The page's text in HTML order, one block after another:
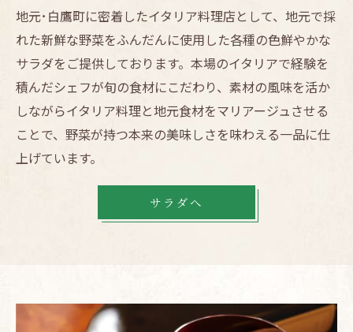
地元･白鷹町に密着したイタリア料理店として、地元で採
れた新鮮な野菜をふんだんに使用した各種の色鮮やかな
サラダをご提供しております。本場のイタリアで経験を
積んだシェフが旬の食材にこだわり、素材の風味を活か
しながらイタリア料理と地元食材をマリアージュさせる
ことで、野菜が持つ本来の美味しさを味わえる一品に仕
上げています。
サラダへ